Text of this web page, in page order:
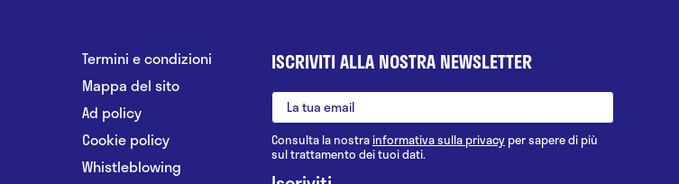
Termini e condizioni
Mappa del sito
Ad policy
Cookie policy
Whistleblowing
ISCRIVITI ALLA NOSTRA NEWSLETTER
Consulta la nostrainformativa sulla privacy per sapere di più
sul trattamento dei tuoi dati.